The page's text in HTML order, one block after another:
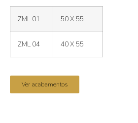
ZML 01 50 X 55
ZML 04 40 X 55
Ver acabamentos